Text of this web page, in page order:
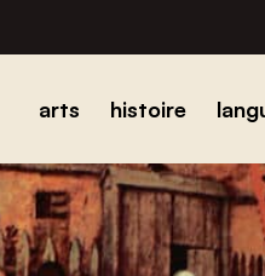
arts histoire